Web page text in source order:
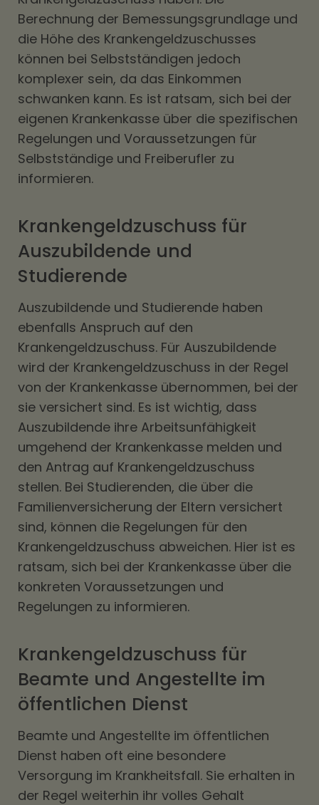
Berechnung der Bemessungsgrundlage und
die Höhe des Krankengeldzuschusses
können bei Selbstständigen jedoch
komplexer sein, da das Einkommen
schwanken kann. Es ist ratsam, sich bei der
eigenen Krankenkasse über die spezifischen
Regelungen und Voraussetzungen für
Selbstständige und Freiberufler zu
informieren.
Krankengeldzuschuss für
Auszubildende und
Studierende
Auszubildende und Studierende haben
ebenfalls Anspruch auf den
Krankengeldzuschuss. Für Auszubildende
wird der Krankengeldzuschuss in der Regel
von der Krankenkasse übernommen, bei der
sie versichert sind. Es ist wichtig, dass
Auszubildende ihre Arbeitsunfähigkeit
umgehend der Krankenkasse melden und
den Antrag auf Krankengeldzuschuss
stellen. Bei Studierenden, die über die
Familienversicherung der Eltern versichert
sind, können die Regelungen für den
Krankengeldzuschuss abweichen. Hier ist es
ratsam, sich bei der Krankenkasse über die
konkreten Voraussetzungen und
Regelungen zu informieren.
Krankengeldzuschuss für
Beamte und Angestellte im
öffentlichen Dienst
Beamte und Angestellte im öffentlichen
Dienst haben oft eine besondere
Versorgung im Krankheitsfall. Sie erhalten in
der Regel weiterhin ihr volles Gehalt